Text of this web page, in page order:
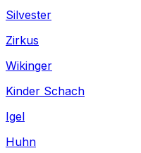
Silvester
Zirkus
Wikinger
Kinder Schach
Igel
Huhn